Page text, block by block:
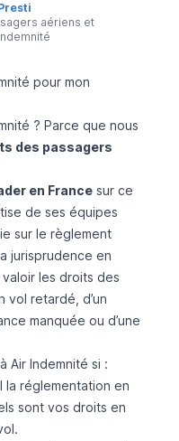
aériens et
pour mon
? Parce que nous
des passagers
en France sur ce
de ses équipes
sur le règlement
jurisprudence en
les droits des
vol retardé, d’un
manquée ou d’une
Air Indemnité si :
la réglementation en
sont vos droits en